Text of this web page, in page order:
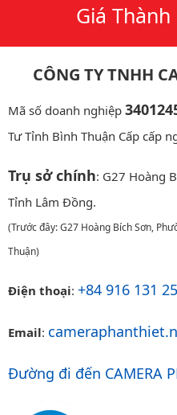
Giá
CÔNG TY TNHH
Mã số doanh nghiệp
Tư Tỉnh Bình Thuận Cấp cấp
Trụ sở chính: G27 Hoàng
Tỉnh Lâm Đồng.
(Trước đây: G27 Hoàng Bích Sơn,
Thuận)
Điện thoại: +84 916 131
Email:
Đường đi đến CAMERA